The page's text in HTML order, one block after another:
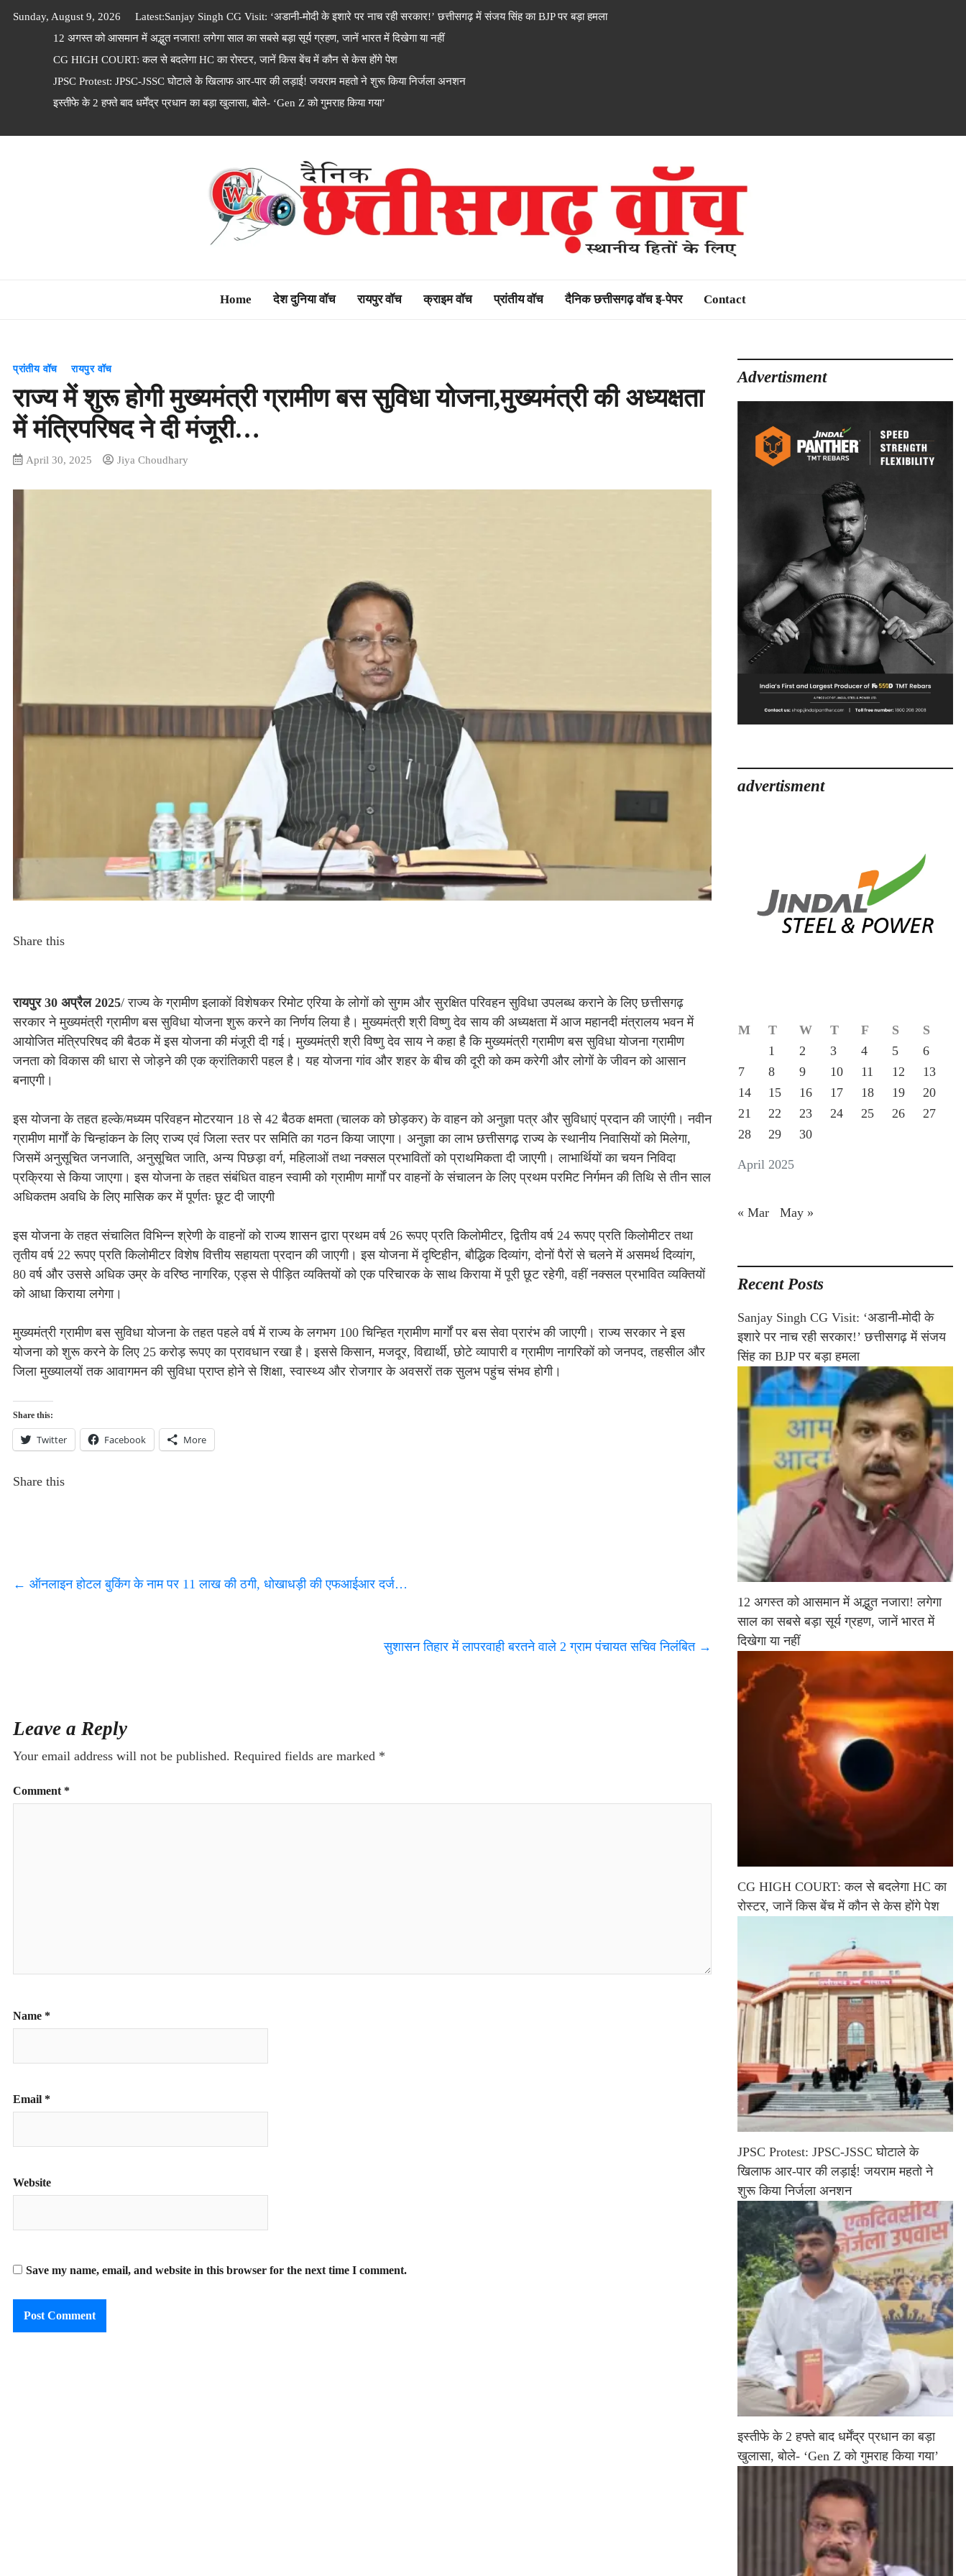
Sunday, August 9, 2026 Latest:Sanjay Singh CG Visit: ‘अडानी-मोदी के इशारे पर नाच रही सरकार!’ छत्तीसगढ़ में संजय सिंह का BJP पर बड़ा हमला
12 अगस्त को आसमान में अद्भुत नजारा! लगेगा साल का सबसे बड़ा सूर्य ग्रहण, जानें भारत में दिखेगा या नहीं
CG HIGH COURT: कल से बदलेगा HC का रोस्टर, जानें किस बेंच में कौन से केस होंगे पेश
JPSC Protest: JPSC-JSSC घोटाले के खिलाफ आर-पार की लड़ाई! जयराम महतो ने शुरू किया निर्जला अनशन
इस्तीफे के 2 हफ्ते बाद धर्मेंद्र प्रधान का बड़ा खुलासा, बोले- ‘Gen Z को गुमराह किया गया’
Dainik Chhattisgarh watch
Home देश दुनिया वॉच रायपुर वॉच क्राइम वॉच प्रांतीय वॉच दैनिक छत्तीसगढ़ वॉच इ-पेपर Contact
प्रांतीय वॉच रायपुर वॉच
राज्य में शुरू होगी मुख्यमंत्री ग्रामीण बस सुविधा योजना,मुख्यमंत्री की अध्यक्षता
में मंत्रिपरिषद ने दी मंजूरी…
April 30, 2025 Jiya Choudhary
Share this
रायपुर 30 अप्रैल 2025/ राज्य के ग्रामीण इलाकों विशेषकर रिमोट एरिया के लोगों को सुगम और सुरक्षित परिवहन सुविधा उपलब्ध कराने के लिए छत्तीसगढ़
सरकार ने मुख्यमंत्री ग्रामीण बस सुविधा योजना शुरू करने का निर्णय लिया है। मुख्यमंत्री श्री विष्णु देव साय की अध्यक्षता में आज महानदी मंत्रालय भवन में
आयोजित मंत्रिपरिषद की बैठक में इस योजना की मंजूरी दी गई। मुख्यमंत्री श्री विष्णु देव साय ने कहा है कि मुख्यमंत्री ग्रामीण बस सुविधा योजना ग्रामीण
जनता को विकास की धारा से जोड़ने की एक क्रांतिकारी पहल है। यह योजना गांव और शहर के बीच की दूरी को कम करेगी और लोगों के जीवन को आसान
बनाएगी।
इस योजना के तहत हल्के/मध्यम परिवहन मोटरयान 18 से 42 बैठक क्षमता (चालक को छोड़कर) के वाहन को अनुज्ञा पत्र और सुविधाएं प्रदान की जाएंगी। नवीन
ग्रामीण मार्गाें के चिन्हांकन के लिए राज्य एवं जिला स्तर पर समिति का गठन किया जाएगा। अनुज्ञा का लाभ छत्तीसगढ़ राज्य के स्थानीय निवासियों को मिलेगा,
जिसमें अनुसूचित जनजाति, अनुसूचित जाति, अन्य पिछड़ा वर्ग, महिलाओं तथा नक्सल प्रभावितों को प्राथमिकता दी जाएगी। लाभार्थियों का चयन निविदा
प्रक्रिया से किया जाएगा। इस योजना के तहत संबंधित वाहन स्वामी को ग्रामीण मार्गाें पर वाहनों के संचालन के लिए प्रथम परमिट निर्गमन की तिथि से तीन साल
अधिकतम अवधि के लिए मासिक कर में पूर्णतः छूट दी जाएगी
इस योजना के तहत संचालित विभिन्न श्रेणी के वाहनों को राज्य शासन द्वारा प्रथम वर्ष 26 रूपए प्रति किलोमीटर, द्वितीय वर्ष 24 रूपए प्रति किलोमीटर तथा
तृतीय वर्ष 22 रूपए प्रति किलोमीटर विशेष वित्तीय सहायता प्रदान की जाएगी। इस योजना में दृष्टिहीन, बौद्धिक दिव्यांग, दोनों पैरों से चलने में असमर्थ दिव्यांग,
80 वर्ष और उससे अधिक उम्र के वरिष्ठ नागरिक, एड्स से पीड़ित व्यक्तियों को एक परिचारक के साथ किराया में पूरी छूट रहेगी, वहीं नक्सल प्रभावित व्यक्तियों
को आधा किराया लगेगा।
मुख्यमंत्री ग्रामीण बस सुविधा योजना के तहत पहले वर्ष में राज्य के लगभग 100 चिन्हित ग्रामीण मार्गों पर बस सेवा प्रारंभ की जाएगी। राज्य सरकार ने इस
योजना को शुरू करने के लिए 25 करोड़ रूपए का प्रावधान रखा है। इससे किसान, मजदूर, विद्यार्थी, छोटे व्यापारी व ग्रामीण नागरिकों को जनपद, तहसील और
जिला मुख्यालयों तक आवागमन की सुविधा प्राप्त होने से शिक्षा, स्वास्थ्य और रोजगार के अवसरों तक सुलभ पहुंच संभव होगी।
Share this:
Twitter Facebook More
Share this
← ऑनलाइन होटल बुकिंग के नाम पर 11 लाख की ठगी, धोखाधड़ी की एफआईआर दर्ज…
सुशासन तिहार में लापरवाही बरतने वाले 2 ग्राम पंचायत सचिव निलंबित →
Leave a Reply
Your email address will not be published. Required fields are marked *
Comment *
Name *
Email *
Website
Save my name, email, and website in this browser for the next time I comment.
Advertisment
advertisment
April 2025
M T W T F S
S
1
2 3 4 5
6
7
8 9 10 11 12
13
14
15 16 17 18 19
20
21
22 23 24 25 26
27
28
29 30
« Mar May »
Recent Posts
Sanjay Singh CG Visit: ‘अडानी-मोदी के
इशारे पर नाच रही सरकार!’ छत्तीसगढ़ में संजय
सिंह का BJP पर बड़ा हमला
12 अगस्त को आसमान में अद्भुत नजारा! लगेगा
साल का सबसे बड़ा सूर्य ग्रहण, जानें भारत में
दिखेगा या नहीं
CG HIGH COURT: कल से बदलेगा HC का
रोस्टर, जानें किस बेंच में कौन से केस होंगे पेश
JPSC Protest: JPSC-JSSC घोटाले के
खिलाफ आर-पार की लड़ाई! जयराम महतो ने
शुरू किया निर्जला अनशन
इस्तीफे के 2 हफ्ते बाद धर्मेंद्र प्रधान का बड़ा
खुलासा, बोले- ‘Gen Z को गुमराह किया गया’